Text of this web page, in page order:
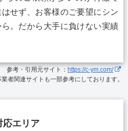
せず、お客様のご要望にシン
。だから大手に負けない実績
参考・引用元サイト：https://c-ym.com/
者関連サイトも一部参考にしております。
応エリア